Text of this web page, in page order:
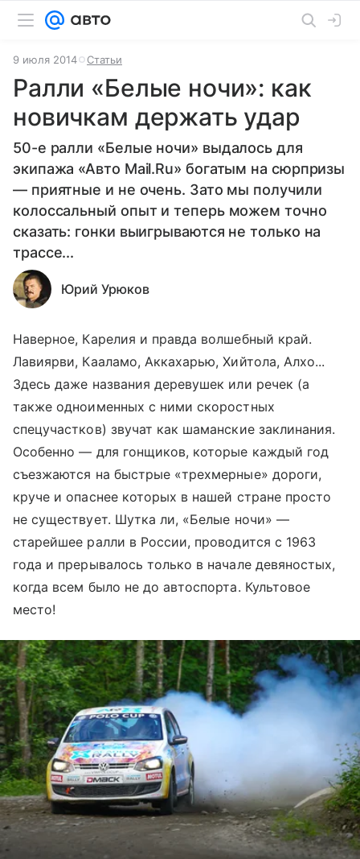
9 июля 2014 Статьи
Ралли «Белые ночи»: как
новичкам держать удар
50-е ралли «Белые ночи» выдалось для
экипажа «Авто Mail.Ru» богатым на сюрпризы
— приятные и не очень. Зато мы получили
колоссальный опыт и теперь можем точно
сказать: гонки выигрываются не только на
трассе...
Юрий Урюков
Наверное, Карелия и правда волшебный край.
Лавиярви, Кааламо, Аккахарью, Хийтола, Алхо...
Здесь даже названия деревушек или речек (а
также одноименных с ними скоростных
спецучастков) звучат как шаманские заклинания.
Особенно — для гонщиков, которые каждый год
съезжаются на быстрые «трехмерные» дороги,
круче и опаснее которых в нашей стране просто
не существует. Шутка ли, «Белые ночи» —
старейшее ралли в России, проводится с 1963
года и прерывалось только в начале девяностых,
когда всем было не до автоспорта. Культовое
место!